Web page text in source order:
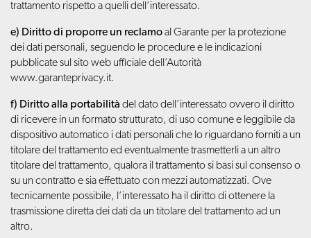
trattamento rispetto a quelli dell’interessato.
e) Diritto di proporre un reclamoal Garante per la protezione
dei dati personali, seguendo le procedure e le indicazioni
pubblicate sul sito web ufficiale dell’Autorità
www.garanteprivacy.it.
f) Diritto alla portabilità del dato dell’interessato ovvero il diritto
di ricevere in un formato strutturato, di uso comune e leggibile da
dispositivo automatico i dati personali che lo riguardano forniti a un
titolare del trattamento ed eventualmente trasmetterli a un altro
titolare del trattamento, qualora il trattamento si basi sul consenso o
su un contratto e sia effettuato con mezzi automatizzati. Ove
tecnicamente possibile, l’interessato ha il diritto di ottenere la
trasmissione diretta dei dati da un titolare del trattamento ad un
altro.